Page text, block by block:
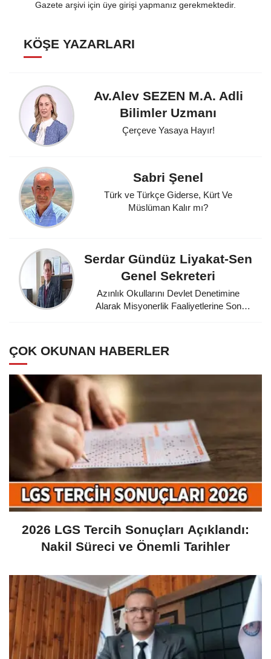
Gazete arşivi için üye girişi yapmanız gerekmektedir.
KÖŞE YAZARLARI
Av.Alev SEZEN M.A. Adli
Bilimler Uzmanı
Çerçeve Yasaya Hayır!
Sabri Şenel
Türk ve Türkçe Giderse, Kürt Ve
Müslüman Kalır mı?
Serdar Gündüz Liyakat-Sen
Genel Sekreteri
Azınlık Okullarını Devlet Denetimine
Alarak Misyonerlik Faaliyetlerine Son
ÇOK OKUNAN HABERLER
2026 LGS Tercih Sonuçları Açıklandı:
Nakil Süreci ve Önemli Tarihler